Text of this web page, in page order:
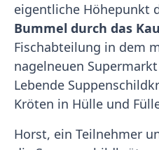
eigentliche Höhepunkt
Bummel durch das
Fischabteilung in dem
nagelneuen
Lebende
Kröten in Hülle und
Horst, ein Teilnehmer